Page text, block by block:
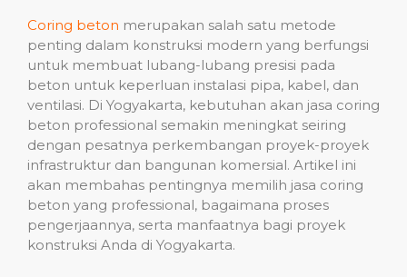
Coring beton merupakan salah satu metode
penting dalam konstruksi modern yang berfungsi
untuk membuat lubang-lubang presisi pada
beton untuk keperluan instalasi pipa, kabel, dan
ventilasi. Di Yogyakarta, kebutuhan akan jasa coring
beton professional semakin meningkat seiring
dengan pesatnya perkembangan proyek-proyek
infrastruktur dan bangunan komersial. Artikel ini
akan membahas pentingnya memilih jasa coring
beton yang professional, bagaimana proses
pengerjaannya, serta manfaatnya bagi proyek
konstruksi Anda di Yogyakarta.